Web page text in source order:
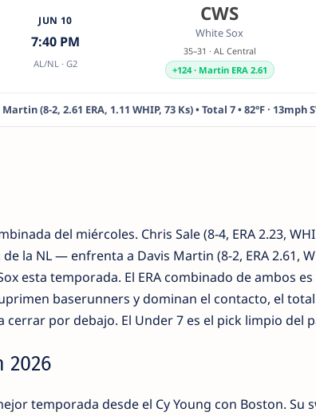
JUN 10
7:40 PM
AL/NL · G2
CWS
White Sox
35–31 · AL Central
+124 · Martin ERA 2.61
(8-2, 2.61 ERA, 1.11 WHIP, 73 Ks) • Total 7 • 82°F · 13mph
del miércoles. Chris Sale (8-4, ERA 2.23,
la NL — enfrenta a Davis Martin (8-2, ERA 2.61,
esta temporada. El ERA combinado de ambos es
baserunners y dominan el contacto, el
por debajo. El Under 7 es el pick limpio del
2026
temporada desde el Cy Young con Boston. Su